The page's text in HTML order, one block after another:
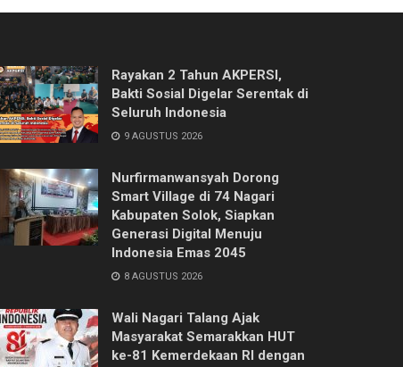
Rayakan 2 Tahun AKPERSI,
Bakti Sosial Digelar Serentak di
Seluruh Indonesia
9 AGUSTUS 2026
Nurfirmanwansyah Dorong
Smart Village di 74 Nagari
Kabupaten Solok, Siapkan
Generasi Digital Menuju
Indonesia Emas 2045
8 AGUSTUS 2026
Wali Nagari Talang Ajak
Masyarakat Semarakkan HUT
ke-81 Kemerdekaan RI dengan